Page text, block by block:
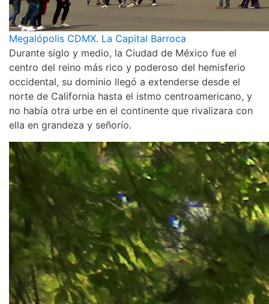
Megalópolis CDMX. La Capital Barroca
Durante siglo y medio, la Ciudad de México fue el
centro del reino más rico y poderoso del hemisferio
occidental, su dominio llegó a extenderse desde el
norte de California hasta el istmo centroamericano, y
no había otra urbe en el continente que rivalizara con
ella en grandeza y señorío.